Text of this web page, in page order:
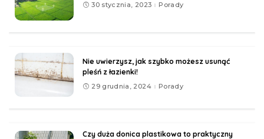
30 stycznia, 2023 Porady
Nie uwierzysz, jak szybko możesz usunąć
pleśń z łazienki!
29 grudnia, 2024 Porady
Czy duża donica plastikowa to praktyczny